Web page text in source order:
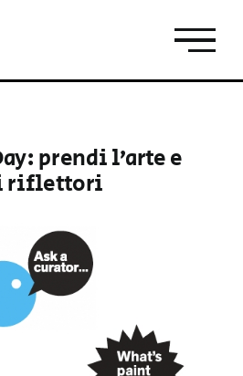
prendi l’arte e
riflettori